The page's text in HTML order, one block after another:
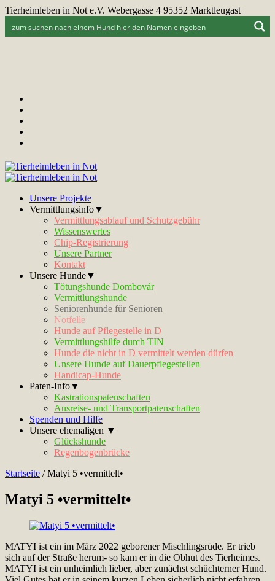
Tierheimleben in Not e.V. Webergasse 4 95352 Marktleugast
Unsere Projekte
Vermittlungsinfo▼
Vermittlungsablauf und Schutzgebühr
Wissenswertes
Chip-Registrierung
Unsere Partner
Kontakt
Unsere Hunde▼
Tötungshunde Dombovár
Vermittlungshunde
Seniorenhunde für Senioren
Notfelle
Hunde auf Pflegestelle in D
Vermittlungshilfe durch TIN
Hunde die nicht in D vermittelt werden dürfen
Unsere Hunde auf Dauerpflegestellen
Handicap-Hunde
Paten-Info▼
Kastrationspatenschaften
Ausreise- und Transportpatenschaften
Spenden und Hilfe
Unsere ehemaligen ▼
Glückshunde
Regenbogenbrücke
Startseite /Matyi 5 •vermittelt•
Matyi 5 •vermittelt•
MATYI ist ein im März 2022 geborener Mischlingsrüde. Er trieb
sich auf der Straße herum- so kam er in die Obhut des Tierheimes.
MATYI ist ein unheimlich lieber, aber zunächst schüchterner Hund.